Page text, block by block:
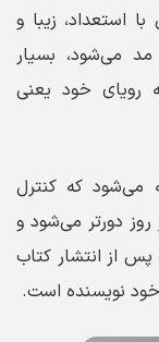
استعداد، زیبا و
می‌شود، بسیار
رویای خود یعنی
می‌شود که کنترل
دورتر می‌شود و
از انتشار کتاب
نویسنده است.